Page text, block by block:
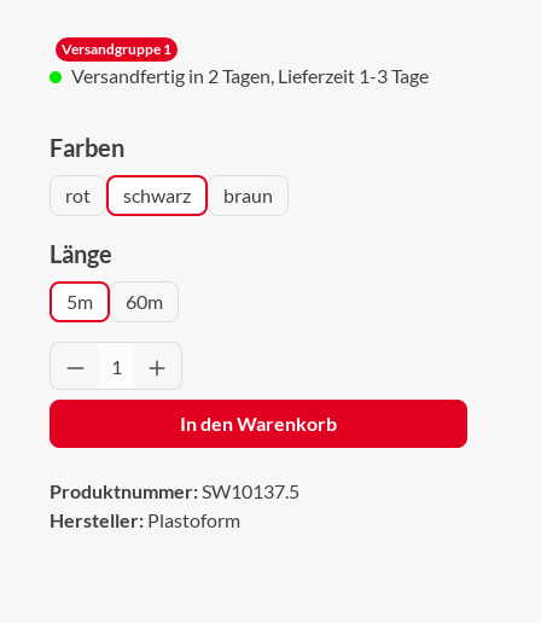
Versandgruppe 1
Versandfertig in 2 Tagen, Lieferzeit 1-3 Tage
Farbenauswählen
rot schwarz braun
Länge
5m 60m
Produkt Anzahl: Gib den gewünschten
In den Warenkorb
Produktnummer:SW10137.5
Hersteller: Plastoform